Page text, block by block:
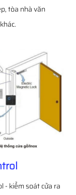
tòa nhà văn
- kiểm soát cửa ra